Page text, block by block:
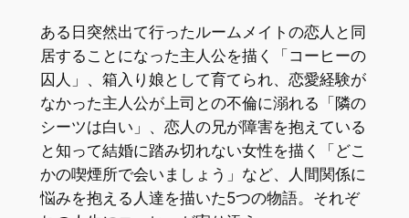
ある日突然出て行ったルームメイトの恋人と同
居することになった主人公を描く「コーヒーの
囚人」、箱入り娘として育てられ、恋愛経験が
なかった主人公が上司との不倫に溺れる「隣の
シーツは白い」、恋人の兄が障害を抱えている
と知って結婚に踏み切れない女性を描く「どこ
かの喫煙所で会いましょう」など、人間関係に
悩みを抱える人達を描いた5つの物語。それぞ